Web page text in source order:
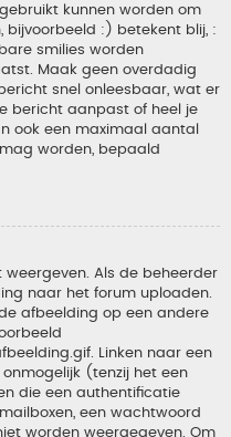
kunnen worden om
bijvoorbeeld :) betekent blij, :
smilies worden
Maak geen overdadig
snel onleesbaar, wat er
bericht aanpast of heel je
ook een maximaal aantal
worden, bepaald
Als de beheerder
naar het forum uploaden.
afbeelding op een andere
Linken naar een
(tenzij het een
die een authentificatie
een wachtwoord
worden weergegeven. Om